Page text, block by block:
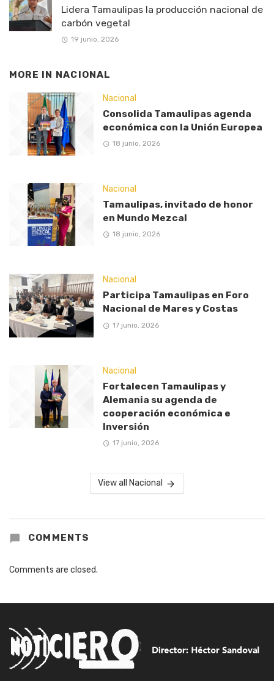
Lidera Tamaulipas la producción nacional de
carbón vegetal
19 junio, 2026
MORE IN NACIONAL
Nacional
Consolida Tamaulipas agenda
económica con la Unión Europea
18 junio, 2026
Nacional
Tamaulipas, invitado de honor
en Mundo Mezcal
18 junio, 2026
Nacional
Participa Tamaulipas en Foro
Nacional de Mares y Costas
17 junio, 2026
Nacional
Fortalecen Tamaulipas y
Alemania su agenda de
cooperación económica e
Inversión
17 junio, 2026
View all Nacional
COMMENTS
Comments are closed.